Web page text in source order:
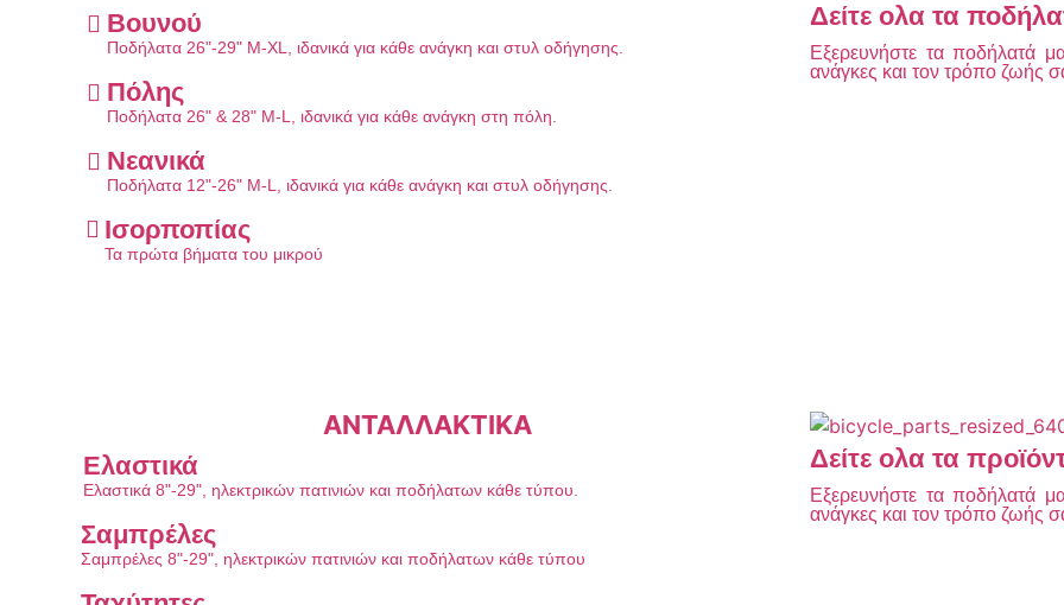
Βουνού
Ποδήλατα 26"-29" M-XL, ιδανικά για κάθε ανάγκη και στυλ οδήγησης.
Πόλης
Ποδήλατα 26" & 28" M-L, ιδανικά για κάθε ανάγκη στη πόλη.
Νεανικά
Ποδήλατα 12"-26" M-L, ιδανικά για κάθε ανάγκη και στυλ οδήγησης.
Ισορποπίας
Τα πρώτα βήματα του μικρού
Δείτε ολα τα
Εξερευνήστε τα ποδήλατά
ανάγκες και τον τρόπο ζωής
ΑΝΤΑΛΛΑΚΤΙΚΑ
Ελαστικά
Ελαστικά 8"-29", ηλεκτρικών πατινιών και ποδήλατων κάθε τύπου.
Σαμπρέλες
Σαμπρέλες 8"-29", ηλεκτρικών πατινιών και ποδήλατων κάθε τύπου
Δείτε ολα τα
Εξερευνήστε τα ποδήλατά
ανάγκες και τον τρόπο ζωής